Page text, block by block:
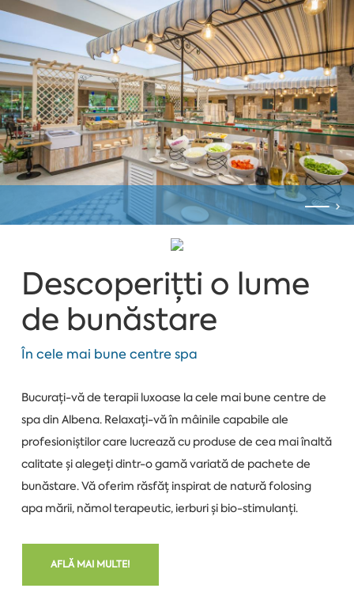
Descoperițti o lume
de bunăstare
În cele mai bune centre spa
Bucurați-vă de terapii luxoase la cele mai bune centre de
spa din Albena. Relaxați-vă în mâinile capabile ale
profesioniștilor care lucrează cu produse de cea mai înaltă
calitate și alegeți dintr-o gamă variată de pachete de
bunăstare. Vă oferim răsfăț inspirat de natură folosing
apa mării, nămol terapeutic, ierburi și bio-stimulanți.
AFLĂ MAI MULTE!